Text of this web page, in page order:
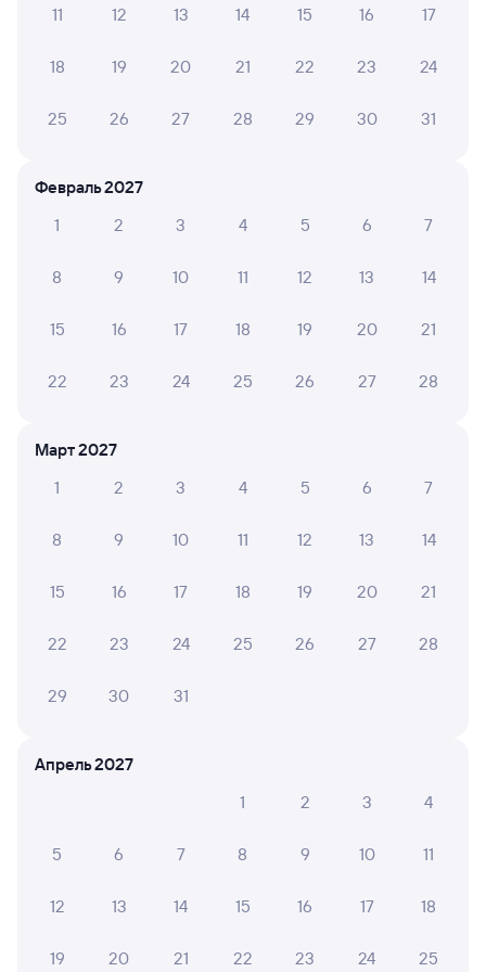
Купить жд билеты в Хор
11 12 13 14 15 16 17
18 19 20 21 22 23 24
25 26 27 28 29 30 31
Февраль 2027
1
2 3 4 5 6 7
8 9 10 11 12 13 14
15 16 17 18 19 20 21
22 23 24 25 26 27 28
Март 2027
1
2 3 4 5 6 7
8 9 10 11 12 13 14
15 16 17 18 19 20 21
22 23 24 25 26 27 28
29 30 31
Апрель 2027
1
2 3 4
5 6 7 8 9 10 11
12 13 14 15 16 17 18
19 20 21 22 23 24 25